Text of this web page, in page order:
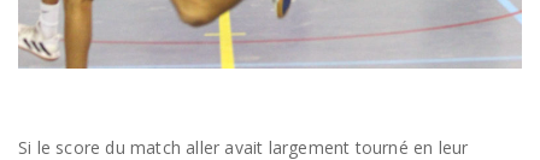
Si le score du match aller avait largement tourné en leur